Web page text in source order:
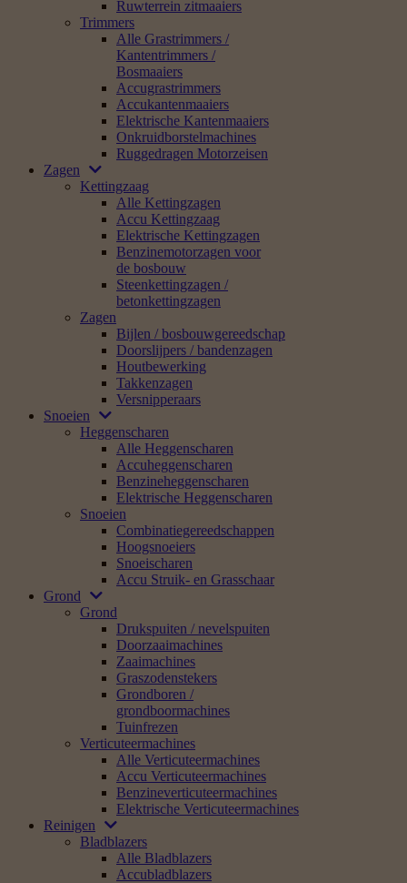
Ruwterrein zitmaaiers
Trimmers
Alle Grastrimmers /
Kantentrimmers /
Bosmaaiers
Accugrastrimmers
Accukantenmaaiers
Elektrische Kantenmaaiers
Onkruidborstelmachines
Ruggedragen Motorzeisen
Zagen
Kettingzaag
Alle Kettingzagen
Accu Kettingzaag
Elektrische Kettingzagen
Benzinemotorzagen voor
de bosbouw
Steenkettingzagen /
betonkettingzagen
Zagen
Bijlen / bosbouwgereedschap
Doorslijpers / bandenzagen
Houtbewerking
Takkenzagen
Versnipperaars
Snoeien
Heggenscharen
Alle Heggenscharen
Accuheggenscharen
Benzineheggenscharen
Elektrische Heggenscharen
Snoeien
Combinatiegereedschappen
Hoogsnoeiers
Snoeischaren
Accu Struik- en Grasschaar
Grond
Grond
Drukspuiten / nevelspuiten
Doorzaaimachines
Zaaimachines
Graszodenstekers
Grondboren /
grondboormachines
Tuinfrezen
Verticuteermachines
Alle Verticuteermachines
Accu Verticuteermachines
Benzineverticuteermachines
Elektrische Verticuteermachines
Reinigen
Bladblazers
Alle Bladblazers
Accubladblazers